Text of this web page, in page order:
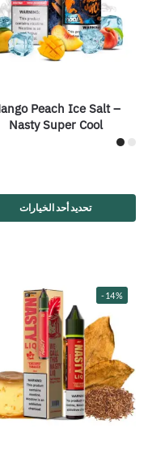
Peach Ice Salt –
Nasty Super Cool
تحديد أحد الخيارات
-14%